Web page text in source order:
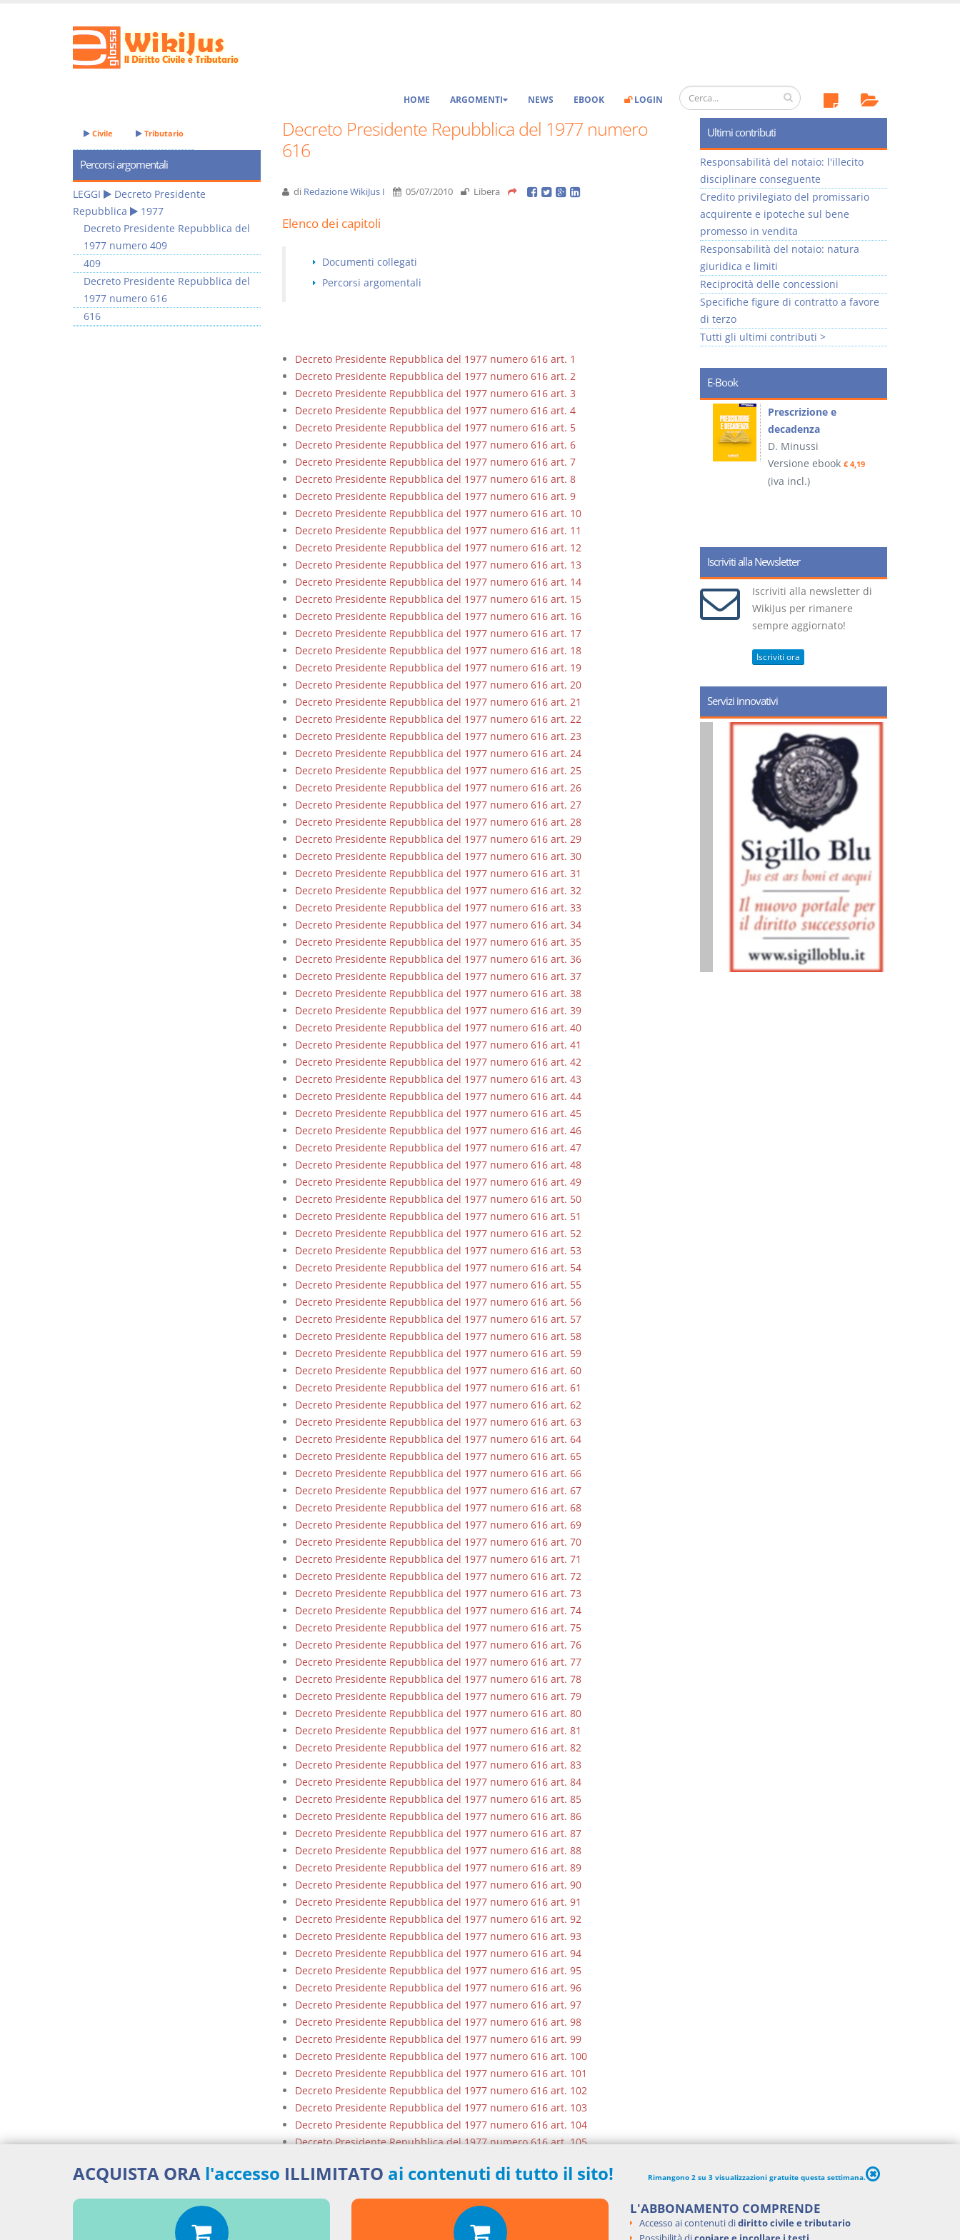
HOME ARGOMENTI NEWS EBOOK LOGIN
Decreto Presidente Repubblica del 1977 numero
616
di Redazione WikiJus I 05/07/2010 Libera
Elenco dei capitoli
Documenti collegati
Percorsi argomentali
Decreto Presidente Repubblica del 1977 numero 616 art. 1
Decreto Presidente Repubblica del 1977 numero 616 art. 2
Decreto Presidente Repubblica del 1977 numero 616 art. 3
Decreto Presidente Repubblica del 1977 numero 616 art. 4
Decreto Presidente Repubblica del 1977 numero 616 art. 5
Decreto Presidente Repubblica del 1977 numero 616 art. 6
Decreto Presidente Repubblica del 1977 numero 616 art. 7
Decreto Presidente Repubblica del 1977 numero 616 art. 8
Decreto Presidente Repubblica del 1977 numero 616 art. 9
Decreto Presidente Repubblica del 1977 numero 616 art. 10
Decreto Presidente Repubblica del 1977 numero 616 art. 11
Decreto Presidente Repubblica del 1977 numero 616 art. 12
Decreto Presidente Repubblica del 1977 numero 616 art. 13
Decreto Presidente Repubblica del 1977 numero 616 art. 14
Decreto Presidente Repubblica del 1977 numero 616 art. 15
Decreto Presidente Repubblica del 1977 numero 616 art. 16
Decreto Presidente Repubblica del 1977 numero 616 art. 17
Decreto Presidente Repubblica del 1977 numero 616 art. 18
Decreto Presidente Repubblica del 1977 numero 616 art. 19
Decreto Presidente Repubblica del 1977 numero 616 art. 20
Decreto Presidente Repubblica del 1977 numero 616 art. 21
Decreto Presidente Repubblica del 1977 numero 616 art. 22
Decreto Presidente Repubblica del 1977 numero 616 art. 23
Decreto Presidente Repubblica del 1977 numero 616 art. 24
Decreto Presidente Repubblica del 1977 numero 616 art. 25
Decreto Presidente Repubblica del 1977 numero 616 art. 26
Decreto Presidente Repubblica del 1977 numero 616 art. 27
Decreto Presidente Repubblica del 1977 numero 616 art. 28
Decreto Presidente Repubblica del 1977 numero 616 art. 29
Decreto Presidente Repubblica del 1977 numero 616 art. 30
Decreto Presidente Repubblica del 1977 numero 616 art. 31
Decreto Presidente Repubblica del 1977 numero 616 art. 32
Decreto Presidente Repubblica del 1977 numero 616 art. 33
Decreto Presidente Repubblica del 1977 numero 616 art. 34
Decreto Presidente Repubblica del 1977 numero 616 art. 35
Decreto Presidente Repubblica del 1977 numero 616 art. 36
Decreto Presidente Repubblica del 1977 numero 616 art. 37
Decreto Presidente Repubblica del 1977 numero 616 art. 38
Decreto Presidente Repubblica del 1977 numero 616 art. 39
Decreto Presidente Repubblica del 1977 numero 616 art. 40
Decreto Presidente Repubblica del 1977 numero 616 art. 41
Decreto Presidente Repubblica del 1977 numero 616 art. 42
Decreto Presidente Repubblica del 1977 numero 616 art. 43
Decreto Presidente Repubblica del 1977 numero 616 art. 44
Decreto Presidente Repubblica del 1977 numero 616 art. 45
Decreto Presidente Repubblica del 1977 numero 616 art. 46
Decreto Presidente Repubblica del 1977 numero 616 art. 47
Decreto Presidente Repubblica del 1977 numero 616 art. 48
Decreto Presidente Repubblica del 1977 numero 616 art. 49
Decreto Presidente Repubblica del 1977 numero 616 art. 50
Decreto Presidente Repubblica del 1977 numero 616 art. 51
Decreto Presidente Repubblica del 1977 numero 616 art. 52
Decreto Presidente Repubblica del 1977 numero 616 art. 53
Decreto Presidente Repubblica del 1977 numero 616 art. 54
Decreto Presidente Repubblica del 1977 numero 616 art. 55
Decreto Presidente Repubblica del 1977 numero 616 art. 56
Decreto Presidente Repubblica del 1977 numero 616 art. 57
Decreto Presidente Repubblica del 1977 numero 616 art. 58
Decreto Presidente Repubblica del 1977 numero 616 art. 59
Decreto Presidente Repubblica del 1977 numero 616 art. 60
Decreto Presidente Repubblica del 1977 numero 616 art. 61
Decreto Presidente Repubblica del 1977 numero 616 art. 62
Decreto Presidente Repubblica del 1977 numero 616 art. 63
Decreto Presidente Repubblica del 1977 numero 616 art. 64
Decreto Presidente Repubblica del 1977 numero 616 art. 65
Decreto Presidente Repubblica del 1977 numero 616 art. 66
Decreto Presidente Repubblica del 1977 numero 616 art. 67
Decreto Presidente Repubblica del 1977 numero 616 art. 68
Decreto Presidente Repubblica del 1977 numero 616 art. 69
Decreto Presidente Repubblica del 1977 numero 616 art. 70
Decreto Presidente Repubblica del 1977 numero 616 art. 71
Decreto Presidente Repubblica del 1977 numero 616 art. 72
Decreto Presidente Repubblica del 1977 numero 616 art. 73
Decreto Presidente Repubblica del 1977 numero 616 art. 74
Decreto Presidente Repubblica del 1977 numero 616 art. 75
Decreto Presidente Repubblica del 1977 numero 616 art. 76
Decreto Presidente Repubblica del 1977 numero 616 art. 77
Decreto Presidente Repubblica del 1977 numero 616 art. 78
Decreto Presidente Repubblica del 1977 numero 616 art. 79
Decreto Presidente Repubblica del 1977 numero 616 art. 80
Decreto Presidente Repubblica del 1977 numero 616 art. 81
Decreto Presidente Repubblica del 1977 numero 616 art. 82
Decreto Presidente Repubblica del 1977 numero 616 art. 83
Decreto Presidente Repubblica del 1977 numero 616 art. 84
Decreto Presidente Repubblica del 1977 numero 616 art. 85
Decreto Presidente Repubblica del 1977 numero 616 art. 86
Decreto Presidente Repubblica del 1977 numero 616 art. 87
Decreto Presidente Repubblica del 1977 numero 616 art. 88
Decreto Presidente Repubblica del 1977 numero 616 art. 89
Decreto Presidente Repubblica del 1977 numero 616 art. 90
Decreto Presidente Repubblica del 1977 numero 616 art. 91
Decreto Presidente Repubblica del 1977 numero 616 art. 92
Decreto Presidente Repubblica del 1977 numero 616 art. 93
Decreto Presidente Repubblica del 1977 numero 616 art. 94
Decreto Presidente Repubblica del 1977 numero 616 art. 95
Decreto Presidente Repubblica del 1977 numero 616 art. 96
Decreto Presidente Repubblica del 1977 numero 616 art. 97
Decreto Presidente Repubblica del 1977 numero 616 art. 98
Decreto Presidente Repubblica del 1977 numero 616 art. 99
Decreto Presidente Repubblica del 1977 numero 616 art. 100
Decreto Presidente Repubblica del 1977 numero 616 art. 101
Decreto Presidente Repubblica del 1977 numero 616 art. 102
Decreto Presidente Repubblica del 1977 numero 616 art. 103
Decreto Presidente Repubblica del 1977 numero 616 art. 104
Decreto Presidente Repubblica del 1977 numero 616 art. 105
Decreto Presidente Repubblica del 1977 numero 616 art. 107
Decreto Presidente Repubblica del 1977 numero 616 art. 109
Decreto Presidente Repubblica del 1977 numero 616 art. 110
Civile Tributario
Percorsi argomentali
LEGGI
Decreto Presidente
Repubblica
1977
Decreto Presidente Repubblica del
1977 numero 409
409
Decreto Presidente Repubblica del
1977 numero 616
616
Ultimi contributi
Responsabilità del notaio: l'illecito
disciplinare conseguente
Credito privilegiato del promissario
acquirente e ipoteche sul bene
promesso in vendita
Responsabilità del notaio: natura
giuridica e limiti
Reciprocità delle concessioni
Specifiche figure di contratto a favore
di terzo
Tutti gli ultimi contributi >
E-Book
I Vincoli Preliminari
D. Minussi
Versione ebook€ 4,19
(iva incl.)
Prescrizione e
decadenza
D. Minussi
Versione ebook € 4,19
(iva incl.)
Iscriviti alla Newsletter
Iscriviti alla newsletter di
WikiJus per rimanere
sempre aggiornato!
Iscriviti ora
Servizi innovativi
ACQUISTA ORA l'accesso ILLIMITATO ai contenuti di tutto il sito! Rimangono 2 su 3 visualizzazioni gratuite questa settimana.
L'ABBONAMENTO COMPRENDE
Accesso ai contenuti didiritto civile e tributario